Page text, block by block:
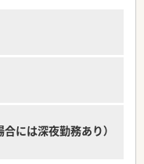
には深夜勤務あり）